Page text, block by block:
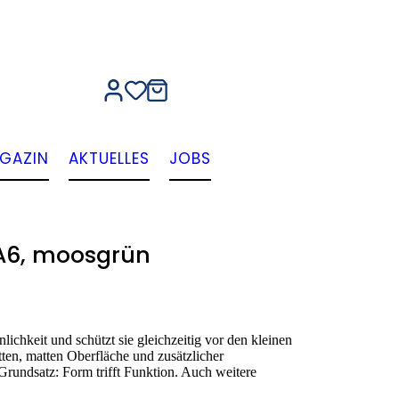
AKTUELLES JOBS
moosgrün
und schützt sie gleichzeitig vor den kleinen
matten Oberfläche und zusätzlicher
Form trifft Funktion. Auch weitere